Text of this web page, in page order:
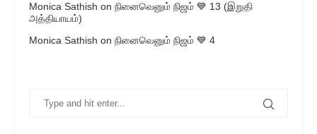
Monica Sathish on நினைவெனும் நிஜம் 💙 13 (இறுதி
அத்தியாயம்)
Monica Sathish on நினைவெனும் நிஜம் 💙 4